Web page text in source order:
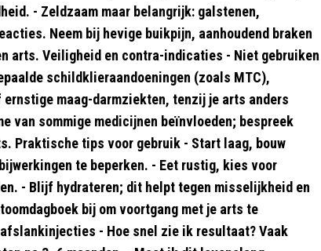
- Zeldzaam maar belangrijk: galstenen,
Neem bij hevige buikpijn, aanhoudend braken
arts. Veiligheid en contra-indicaties - Niet gebruiken
schildklieraandoeningen (zoals MTC),
maag-darmziekten, tenzij je arts anders
van sommige medicijnen beïnvloeden; bespreek
Praktische tips voor gebruik - Start laag, bouw
te beperken. - Eet rustig, kies voor
- Blijf hydrateren; dit helpt tegen misselijkheid en
bij om voortgang met je arts te
- Hoe snel zie ik resultaat? Vaak